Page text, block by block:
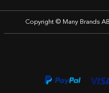
Copyright © Many Brands